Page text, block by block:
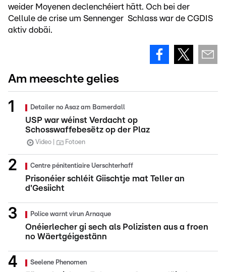
weider Moyenen declenchéiert hätt. Och bei der
Cellule de crise um Sennenger Schlass war de CGDIS
aktiv dobäi.
Am meeschte gelies
Detailer no Asaz am Bamerdall
USP war wéinst Verdacht op
Schosswaffebesëtz op der Plaz
Video Fotoen
Centre pénitentiaire Uerschterhaff
Prisonéier schléit Giischtje mat Teller an
d'Gesiicht
Police warnt virun Arnaque
Onéierlecher gi sech als Polizisten aus a froen
no Wäertgéigestänn
Seelene Phenomen